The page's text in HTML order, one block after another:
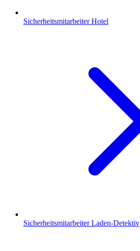
Sicherheitsmitarbeiter Hotel
Sicherheitsmitarbeiter Laden-Detektiv